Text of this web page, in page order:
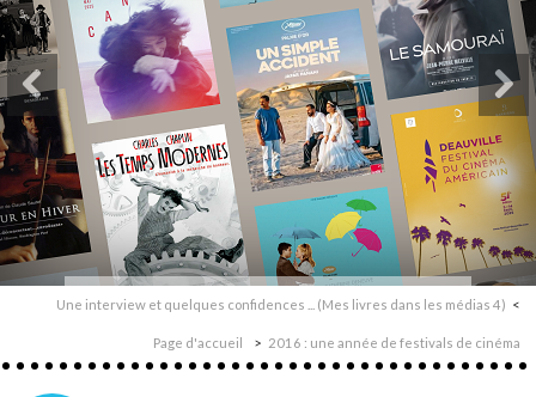
Une interview et quelques confidences ... (Mes livres dans les médias 4)
Page d'accueil 2016 : une année de festivals de cinéma